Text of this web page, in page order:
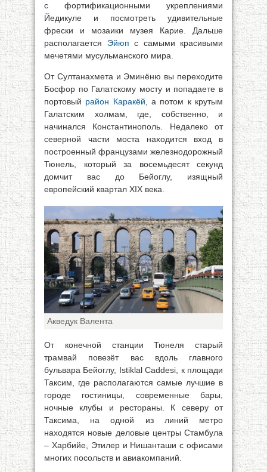
с фортификационными укреплениями
Йедикуле и посмотреть удивительные
фрески и мозаики музея Карие. Дальше
располагается Эйюп с самыми красивыми
мечетями мусульманского мира.
От Султанахмета и Эминёню вы переходите
Босфор по Галатскому мосту и попадаете в
портовый район Каракёй , а потом к крутым
Галатским холмам, где, собственно, и
начинался Константинополь. Недалеко от
северной части моста находится вход в
построенный французами железнодорожный
Тюнель, который за восемьдесят секунд
домчит вас до Бейоглу, изящный
европейский квартал XIX века.
Акведук Валента
От конечной станции Тюнеля старый
трамвай повезёт вас вдоль главного
бульвара Бейоглу, Istiklal Caddesi, к площади
Таксим, где располагаются самые лучшие в
городе гостиницы, современные бары,
ночные клубы и рестораны. К северу от
Таксима, на одной из линий метро
находятся новые деловые центры Стамбула
– Харбийе, Этилер и Нишанташи с офисами
многих посольств и авиакомпаний.